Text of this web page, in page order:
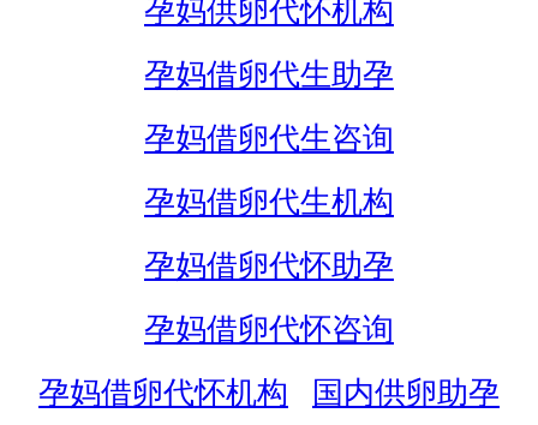
孕妈供卵代怀机构
孕妈借卵代生助孕
孕妈借卵代生咨询
孕妈借卵代生机构
孕妈借卵代怀助孕
孕妈借卵代怀咨询
孕妈借卵代怀机构
国内供卵助孕